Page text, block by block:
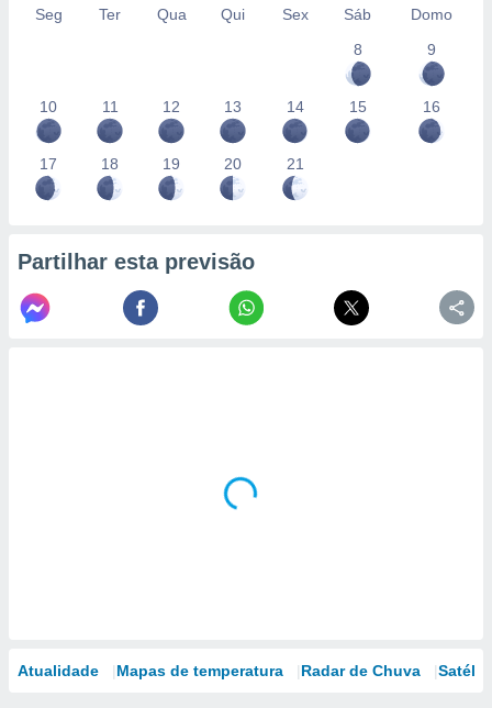
Seg Ter Qua Qui Sex Sáb
Domo
8
9
10 11 12 13 14 15 16
17 18 19 20 21
Partilhar esta previsão
Atualidade Mapas de temperatura Radar de Chuva